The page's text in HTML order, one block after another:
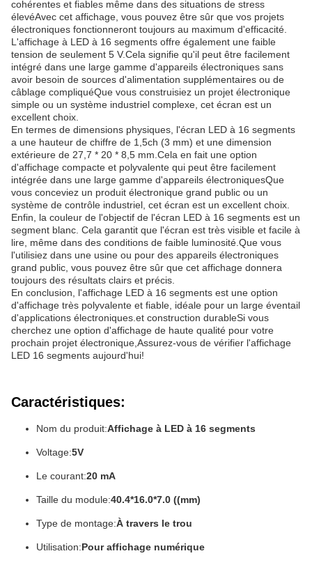
cohérentes et fiables même dans des situations de stress
élevéAvec cet affichage, vous pouvez être sûr que vos projets
électroniques fonctionneront toujours au maximum d'efficacité.
L'affichage à LED à 16 segments offre également une faible
tension de seulement 5 V.Cela signifie qu'il peut être facilement
intégré dans une large gamme d'appareils électroniques sans
avoir besoin de sources d'alimentation supplémentaires ou de
câblage compliquéQue vous construisiez un projet électronique
simple ou un système industriel complexe, cet écran est un
excellent choix.
En termes de dimensions physiques, l'écran LED à 16 segments
a une hauteur de chiffre de 1,5ch (3 mm) et une dimension
extérieure de 27,7 * 20 * 8,5 mm.Cela en fait une option
d'affichage compacte et polyvalente qui peut être facilement
intégrée dans une large gamme d'appareils électroniquesQue
vous conceviez un produit électronique grand public ou un
système de contrôle industriel, cet écran est un excellent choix.
Enfin, la couleur de l'objectif de l'écran LED à 16 segments est un
segment blanc. Cela garantit que l'écran est très visible et facile à
lire, même dans des conditions de faible luminosité.Que vous
l'utilisiez dans une usine ou pour des appareils électroniques
grand public, vous pouvez être sûr que cet affichage donnera
toujours des résultats clairs et précis.
En conclusion, l'affichage LED à 16 segments est une option
d'affichage très polyvalente et fiable, idéale pour un large éventail
d'applications électroniques.et construction durableSi vous
cherchez une option d'affichage de haute qualité pour votre
prochain projet électronique,Assurez-vous de vérifier l'affichage
LED 16 segments aujourd'hui!
Caractéristiques:
Nom du produit:Affichage à LED à 16 segments
Voltage:5V
Le courant:20 mA
Taille du module:40.4*16.0*7.0 ((mm)
Type de montage:À travers le trou
Utilisation:Pour affichage numérique